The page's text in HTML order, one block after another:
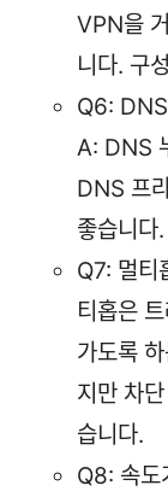
VPN을
니다. 구
Q6: DNS
A: DNS
DNS 프
좋습니다.
Q7: 멀티
티홉은
가도록
지만 차
습니다.
Q8: 속도